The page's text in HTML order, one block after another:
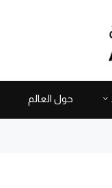
حول العالم